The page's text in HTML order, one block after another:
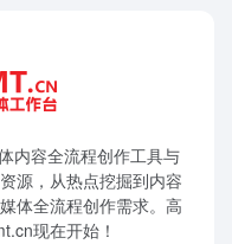
内容全流程创作工具与
源，从热点挖掘到内容
体全流程创作需求。高
现在开始！